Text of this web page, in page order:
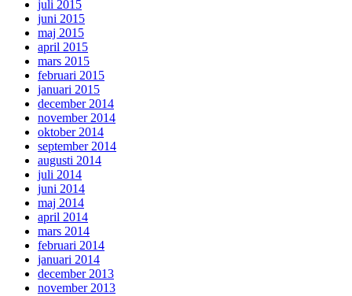
juli 2015
juni 2015
maj 2015
april 2015
mars 2015
februari 2015
januari 2015
december 2014
november 2014
oktober 2014
september 2014
augusti 2014
juli 2014
juni 2014
maj 2014
april 2014
mars 2014
februari 2014
januari 2014
december 2013
november 2013